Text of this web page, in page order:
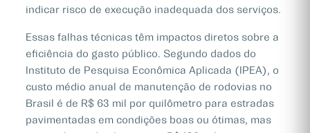
indicar risco de execução inadequada dos serviços.
Essas falhas técnicas têm impactos diretos sobre a
eficiência do gasto público. Segundo dados do
Instituto de Pesquisa Econômica Aplicada (IPEA), o
custo médio anual de manutenção de rodovias no
Brasil é de R$ 63 mil por quilômetro para estradas
pavimentadas em condições boas ou ótimas, mas